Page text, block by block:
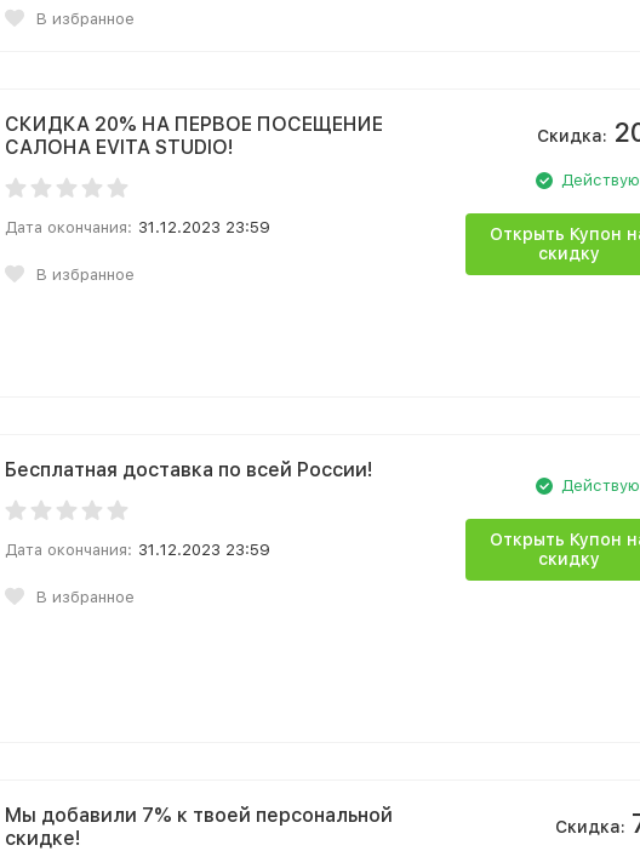
В избранное
СКИДКА 20% НА ПЕРВОЕ ПОСЕЩЕНИЕ
САЛОНА EVITA STUDIO!
Дата окончания: 31.12.2023 23:59
В избранное
Скидка:
Открыть Купон
скидку
Бесплатная доставка по всей России!
Дата окончания: 31.12.2023 23:59
В избранное
Открыть Купон
скидку
Мы добавили 7% к твоей персональной
скидке!
Скидка: